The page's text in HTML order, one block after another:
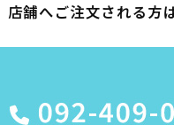
店舗へご注文される方